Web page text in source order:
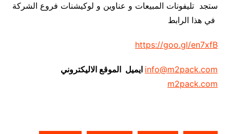
ستجد تليفونات المبيعات و عناوين و لوكيشنات فروع الشركة
في هذا الرابط
https://goo.gl/en7xfB
info@m2pack.com ايميل الموقع الاليكتروني
m2pack.com